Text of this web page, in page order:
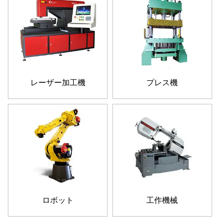
レーザー加工機 プレス機
ロボット 工作機械